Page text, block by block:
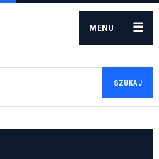
MENU ☰
SZUKAJ